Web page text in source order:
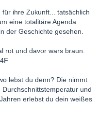
ihre Zukunft... tatsächlich
eine totalitäre Agenda
der Geschichte gesehen.
rot und davor wars braun.
lebst du denn? Die nimmt
und
erlebst du dein weißes